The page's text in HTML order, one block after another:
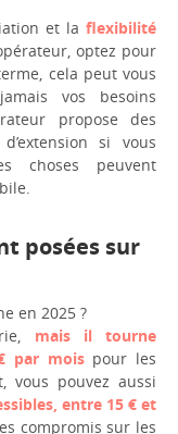
et la flexibilité
optez pour
cela peut vous
vos besoins
propose des
si vous
choses peuvent
posées sur
en 2025 ?
mais il tourne
par moispour les
vous pouvez aussi
entre 15 € et
compromis sur les